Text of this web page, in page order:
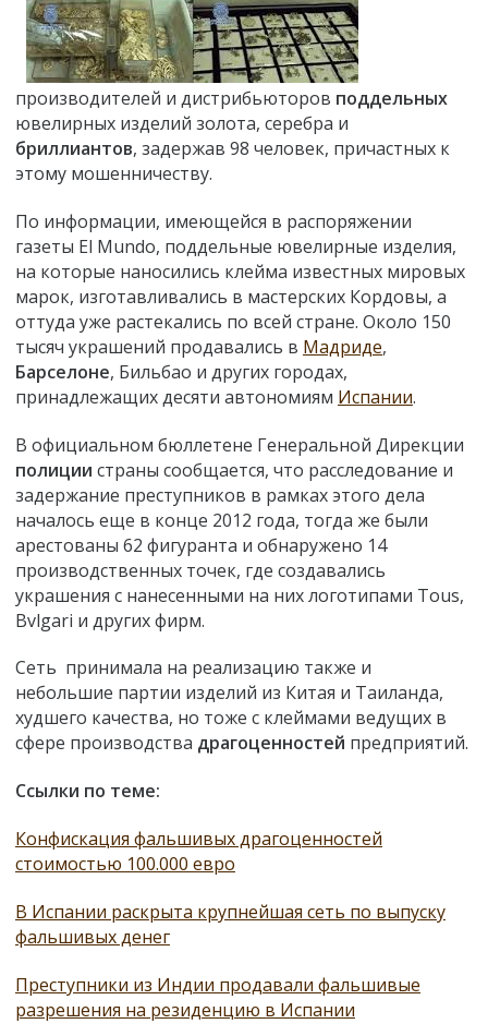
производителей и дистрибьюторов поддельных
ювелирных изделий золота, серебра и
бриллиантов, задержав 98 человек, причастных к
этому мошенничеству.
По информации, имеющейся в распоряжении
газеты El Mundo, поддельные ювелирные изделия,
на которые наносились клейма известных мировых
марок, изготавливались в мастерских Кордовы, а
оттуда уже растекались по всей стране. Около 150
тысяч украшений продавались в Мадриде,
Барселоне, Бильбао и других городах,
принадлежащих десяти автономиям Испании.
В официальном бюллетене Генеральной Дирекции
полиции страны сообщается, что расследование и
задержание преступников в рамках этого дела
началось еще в конце 2012 года, тогда же были
арестованы 62 фигуранта и обнаружено 14
производственных точек, где создавались
украшения с нанесенными на них логотипами Tous,
Bvlgari и других фирм.
Сеть принимала на реализацию также и
небольшие партии изделий из Китая и Таиланда,
худшего качества, но тоже с клеймами ведущих в
сфере производства драгоценностей предприятий.
Ссылки по теме:
Конфискация фальшивых драгоценностей
стоимостью 100.000 евро
В Испании раскрыта крупнейшая сеть по выпуску
фальшивых денег
Преступники из Индии продавали фальшивые
разрешения на резиденцию в Испании